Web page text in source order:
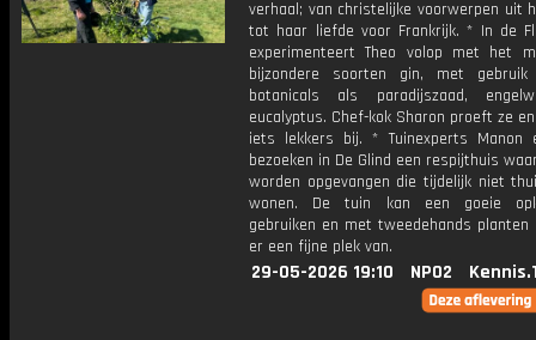
verhaal; van christelijke voorwerpen uit
tot haar liefde voor Frankrijk. * In de
experimenteert Theo volop met het
bijzondere soorten gin, met
botanicals als paradijszaad,
eucalyptus. Chef-kok Sharon proeft ze
iets lekkers bij. * Tuinexperts Manon
bezoeken in De Glind een respijthuis
worden opgevangen die tijdelijk niet
wonen. De tuin kan een goeie
gebruiken en met tweedehands planten
er een fijne plek van.
29-05-2026 19:10 NPO2